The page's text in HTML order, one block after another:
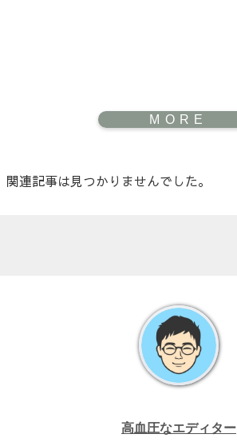
関連記事は見つかりませんでした。
高血圧なエディター